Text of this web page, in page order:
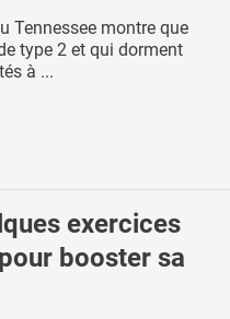
Tennessee montre que
type 2 et qui dorment
à ...
exercices
booster sa